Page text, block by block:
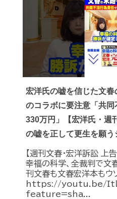
宏洋氏の嘘を信じた文
のコラボに要注意「共
330万円」【宏洋氏・週
の嘘を正して更生を願
【週刊文春・宏洋訴訟 上
幸福の科学、全裁判で文
刊文春も文春宏洋本もウ
https://youtu.be/
feature=sha...